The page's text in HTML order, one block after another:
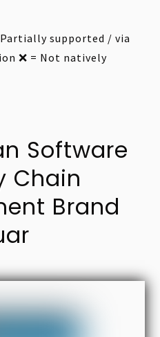
supported / via
❌ = Not natively
Software
Chain
Brand